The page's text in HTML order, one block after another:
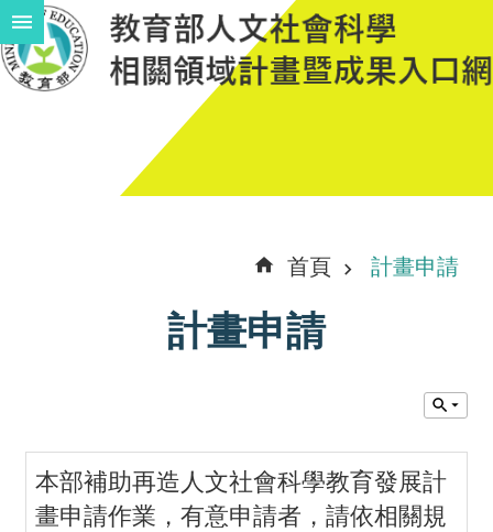
跳到主要內容區塊
進
程
計
畫
首頁 計畫申請
計畫申請
本部補助再造人文社會科學教育發展計
畫申請作業，有意申請者，請依相關規